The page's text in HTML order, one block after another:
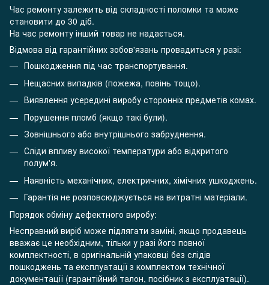
Час ремонту залежить від складності поломки та може
становити до 30 діб.
На час ремонту інший товар не надається.
Відмова від гарантійних зобов'язань провадиться у разі:
Пошкодження під час транспортування.
Нещасних випадків (пожежа, повінь тощо).
Виявлення усередині виробу сторонніх предметів комах.
Порушення пломб (якщо такі були).
Зовнішнього або внутрішнього забруднення.
Сліди впливу високої температури або відкритого
полум'я.
Наявність механічних, електричних, хімічних ушкоджень.
Гарантія не розповсюджується на витратні матеріали.
Порядок обміну дефектного виробу:
Несправний виріб може підлягати заміні, якщо продавець
вважає це необхідним, тільки у разі його повної
комплектності, в оригінальній упаковці без слідів
пошкоджень та експлуатації з комплектом технічної
документації (гарантійний талон, посібник з експлуатації).